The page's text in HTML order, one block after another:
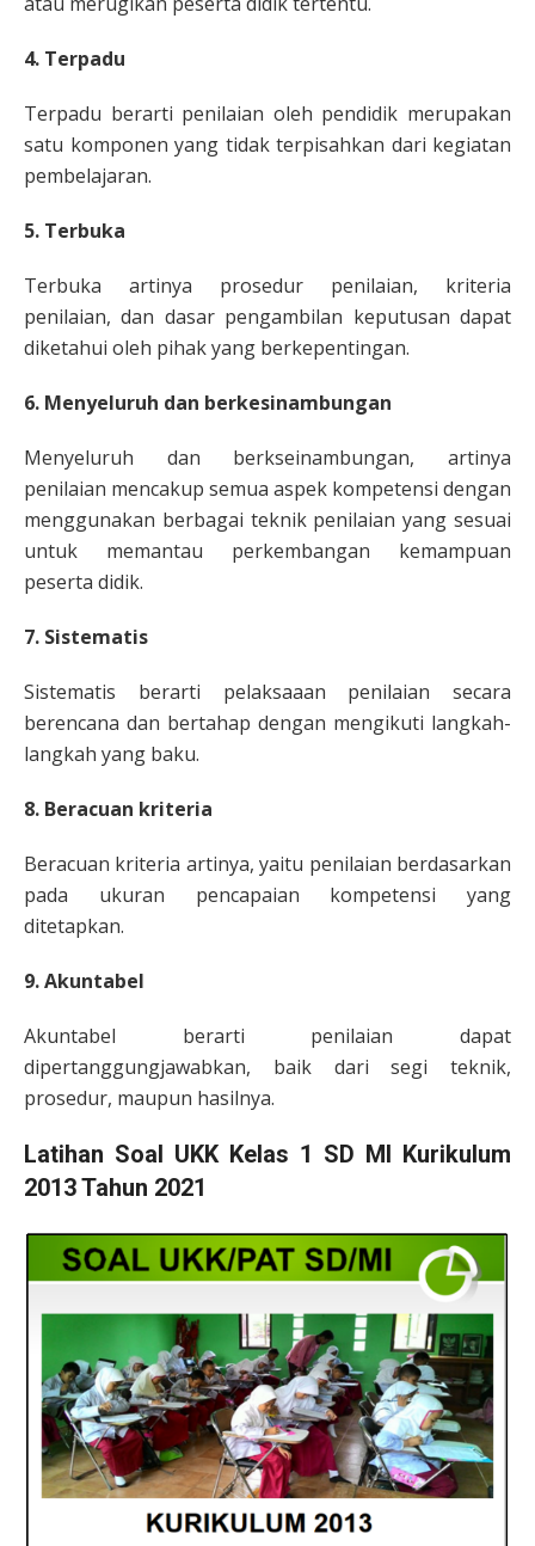
4. Terpadu
Terpadu berarti penilaian oleh pendidik merupakan
satu komponen yang tidak terpisahkan dari kegiatan
pembelajaran.
5. Terbuka
Terbuka artinya prosedur penilaian, kriteria
penilaian, dan dasar pengambilan keputusan dapat
diketahui oleh pihak yang berkepentingan.
6. Menyeluruh dan berkesinambungan
Menyeluruh dan berkseinambungan, artinya
penilaian mencakup semua aspek kompetensi dengan
menggunakan berbagai teknik penilaian yang sesuai
untuk memantau perkembangan kemampuan
peserta didik.
7. Sistematis
Sistematis berarti pelaksaaan penilaian secara
berencana dan bertahap dengan mengikuti langkah-
langkah yang baku.
8. Beracuan kriteria
Beracuan kriteria artinya, yaitu penilaian berdasarkan
pada ukuran pencapaian kompetensi yang
ditetapkan.
9. Akuntabel
Akuntabel berarti penilaian dapat
dipertanggungjawabkan, baik dari segi teknik,
prosedur, maupun hasilnya.
Latihan Soal UKK Kelas 1 SD MI Kurikulum
2013 Tahun 2021